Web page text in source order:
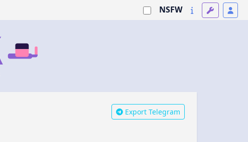
NSFW
Export Telegram